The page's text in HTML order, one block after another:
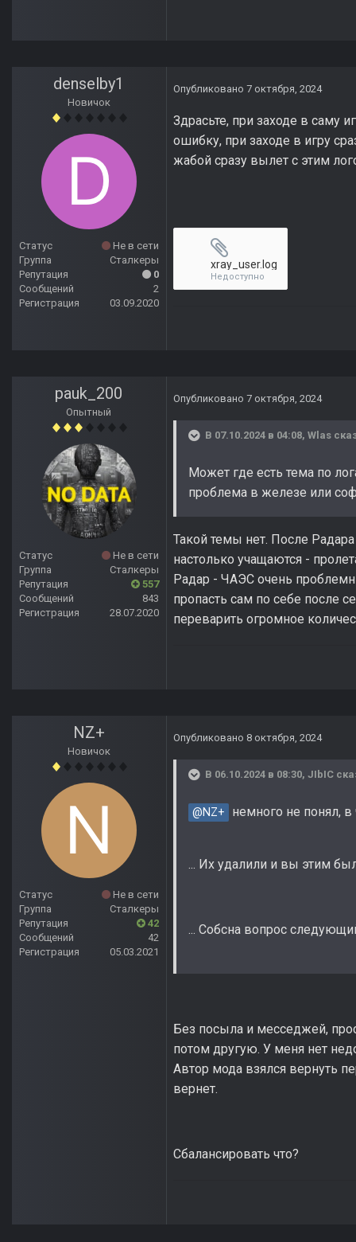
denselby1
Новичок
Статус
Не в сети
Группа
Сталкеры
Репутация
0
Сообщений
2
Регистрация
03.09.2020
Опубликовано 7 октября, 2024
Здрасьте, при заходе в саму
ошибку, при заходе в игру
жабой сразу вылет с этим
xray_user.log
Недоступно
pauk_200
Опытный
Статус
Не в сети
Группа
Сталкеры
Репутация
557
Сообщений
843
Регистрация
28.07.2020
Опубликовано 7 октября, 2024
В 07.10.2024 в 04:08, Wlas
Может где есть тема по
проблема в железе или
Такой темы нет. После
настолько учащаются -
Радар - ЧАЭС очень
пропасть сам по себе после
переварить огромное
NZ+
Новичок
Статус
Не в сети
Группа
Сталкеры
Репутация
42
Сообщений
42
Регистрация
05.03.2021
Опубликовано 8 октября, 2024
В 06.10.2024 в 08:30, JIbIC
@NZ+ немного не понял,
... Их удалили и вы этим
... Собсна вопрос
Без посыла и месседжей,
потом другую. У меня нет
Автор мода взялся вернуть
вернет.
Сбалансировать что?